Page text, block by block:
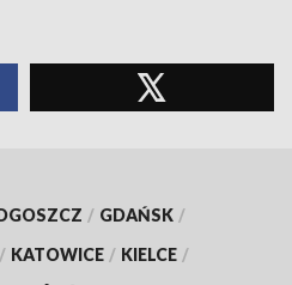
/ GDAŃSK /
/ KATOWICE / KIELCE /